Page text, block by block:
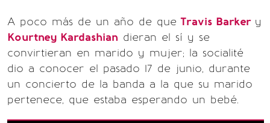
A poco más de un año de que Travis Barker y
Kourtney Kardashian dieran el sí y se
convirtieran en marido y mujer; la socialité
dio a conocer el pasado 17 de junio, durante
un concierto de la banda a la que su marido
pertenece, que estaba esperando un bebé.